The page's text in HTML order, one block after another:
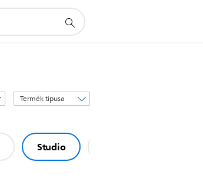
Rendezés
alapja:
Studio